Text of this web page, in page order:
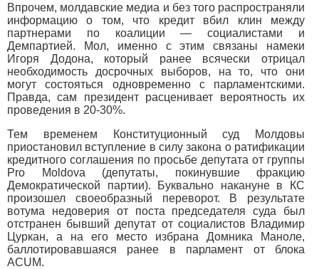
Впрочем, молдавские медиа и без того распространяли
информацию о том, что кредит вбил клин между
партнерами по коалиции — социалистами и
Демпартией. Мол, именно с этим связаны намеки
Игоря Додона, который ранее всячески отрицал
необходимость досрочных выборов, на то, что они
могут состояться одновременно с парламентскими.
Правда, сам президент расценивает вероятность их
проведения в 20-30%.
Тем временем Конституционный суд Молдовы
приостановил вступление в силу закона о ратификации
кредитного соглашения по просьбе депутата от группы
Pro Moldova (депутаты, покинувшие фракцию
Демократической партии). Буквально накануне в КС
произошел своеобразный переворот. В результате
вотума недоверия от поста председателя суда был
отстранен бывший депутат от социалистов Владимир
Цуркан, а на его место избрана Домника Маноле,
баллотировавшаяся ранее в парламент от блока
ACUM.